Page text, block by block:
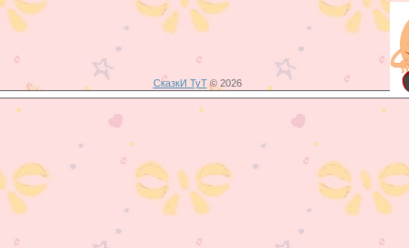
СказкИ ТуТ© 2026